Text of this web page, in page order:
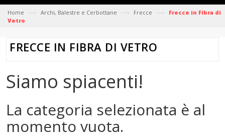
Home —› Archi, Balestre e Cerbottane —› Frecce —›
Frecce in Fibra di
Vetro
FRECCE IN FIBRA DI VETRO
Siamo spiacenti!
La categoria selezionata è al
momento vuota.